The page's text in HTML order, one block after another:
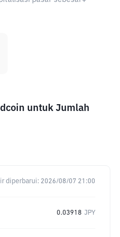
untuk Jumlah
diperbarui: 2026/08/07 21:00
0.03918 JPY